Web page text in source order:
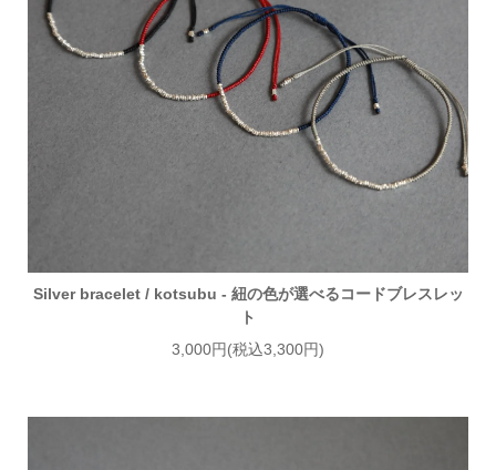
Silver bracelet / kotsubu - 紐の色が選べるコードブレスレッ
ト
3,000円(税込3,300円)